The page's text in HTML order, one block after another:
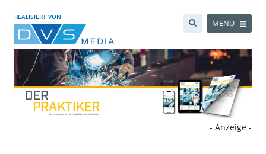
REALISIERT VON
MENÜ
- Anzeige -